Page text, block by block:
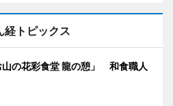
経トピックス
の花彩食堂 龍の憩」 和食職人